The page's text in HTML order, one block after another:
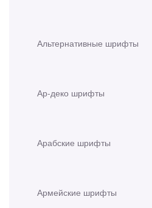
Альтернативные шрифты
Ар-деко шрифты
Арабские шрифты
Армейские шрифты